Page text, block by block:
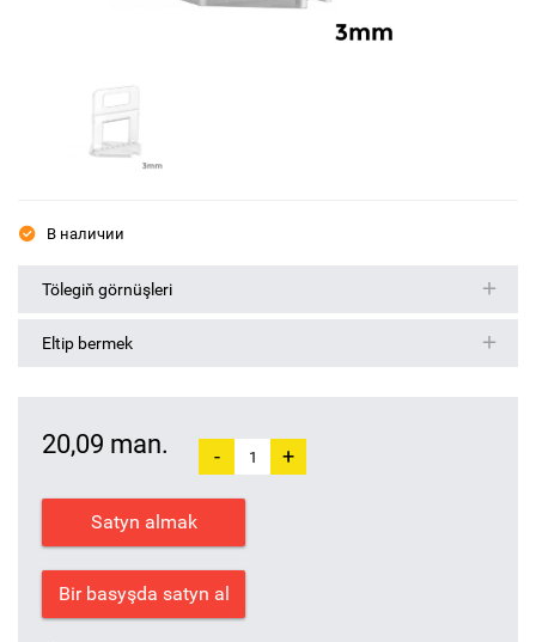
В наличии
Tölegiň görnüşleri
Eltip bermek
20,09 man. - +
Satyn almak
Bir basyşda satyn al